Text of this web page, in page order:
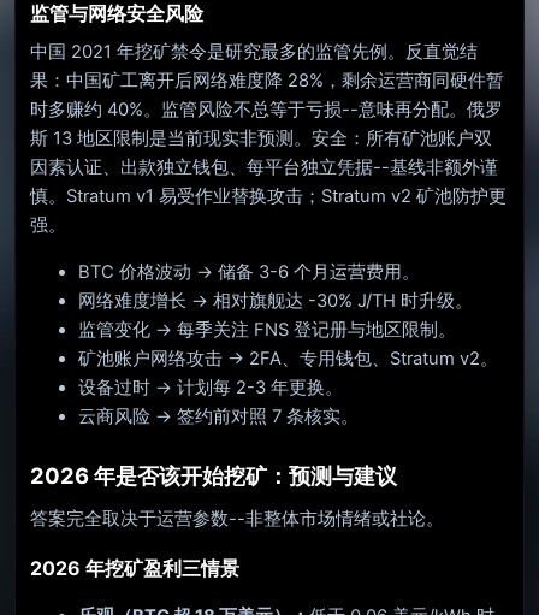
监管与网络安全风险
中国 2021 年挖矿禁令是研究最多的监管先例。反直觉结
果：中国矿工离开后网络难度降 28%，剩余运营商同硬件暂
时多赚约 40%。监管风险不总等于亏损--意味再分配。俄罗
斯 13 地区限制是当前现实非预测。安全：所有矿池账户双
因素认证、出款独立钱包、每平台独立凭据--基线非额外谨
慎。Stratum v1 易受作业替换攻击；Stratum v2 矿池防护更
强。
BTC 价格波动 → 储备 3-6 个月运营费用。
网络难度增长 → 相对旗舰达 -30% J/TH 时升级。
监管变化 → 每季关注 FNS 登记册与地区限制。
矿池账户网络攻击 → 2FA、专用钱包、Stratum v2。
设备过时 → 计划每 2-3 年更换。
云商风险 → 签约前对照 7 条核实。
2026 年是否该开始挖矿：预测与建议
答案完全取决于运营参数--非整体市场情绪或社论。
2026 年挖矿盈利三情景